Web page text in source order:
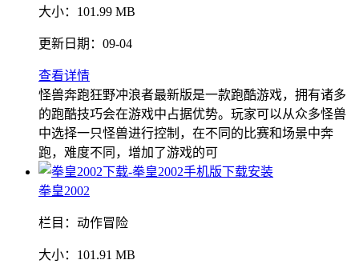
大小： 101.99 MB
更新日期： 09-04
查看详情
怪兽奔跑狂野冲浪者最新版是一款跑酷游戏，拥有诸多
的跑酷技巧会在游戏中占据优势。玩家可以从众多怪兽
中选择一只怪兽进行控制，在不同的比赛和场景中奔
跑，难度不同，增加了游戏的可
拳皇2002
栏目： 动作冒险
大小： 101.91 MB